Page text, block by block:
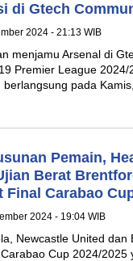
di Gtech
2024 - 21:13 WIB
menjamu Arsenal di
Premier League 2024/
pada
Pemain,
Berat
Carabao
2024 - 19:04 WIB
Newcastle United dan
Cup 2024/2025